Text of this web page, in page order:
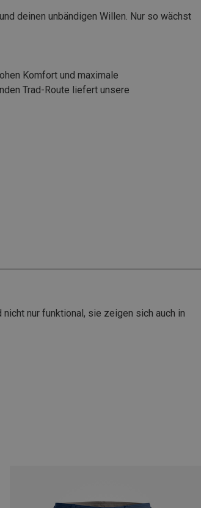
deinen unbändigen Willen. Nur so wächst
Komfort und maximale
Trad-Route liefert unsere
nur funktional, sie zeigen sich auch in